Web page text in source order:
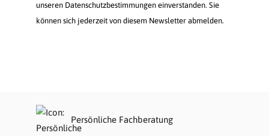
unseren Datenschutzbestimmungen einverstanden. Sie
können sich jederzeit von diesem Newsletter abmelden.
Persönliche Fachberatung